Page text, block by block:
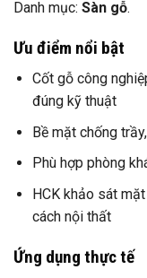
Danh mục: Sàn gỗ.
Ưu điểm nổi bật
Cốt gỗ công
đúng kỹ thuật
Bề mặt chống
Phù hợp phòng
HCK khảo sát
cách nội thất
Ứng dụng thực tế